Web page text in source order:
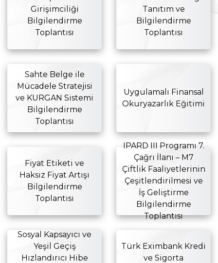
Girişimciliği
Bilgilendirme
Toplantısı
Tanıtım ve
Bilgilendirme
Toplantısı
Sahte Belge ile
Mücadele Stratejisi
ve KURGAN Sistemi
Bilgilendirme
Toplantısı
Uygulamalı Finansal
Okuryazarlık Eğitimi
Fiyat Etiketi ve
Haksız Fiyat Artışı
Bilgilendirme
Toplantısı
IPARD III Programı 7.
Çağrı İlanı – M7
Çiftlik Faaliyetlerinin
Çeşitlendirilmesi ve
İş Geliştirme
Bilgilendirme
Toplantısı
Sosyal Kapsayıcı ve
Yeşil Geçiş
Hızlandırıcı Hibe
Türk Eximbank Kredi
ve Sigorta